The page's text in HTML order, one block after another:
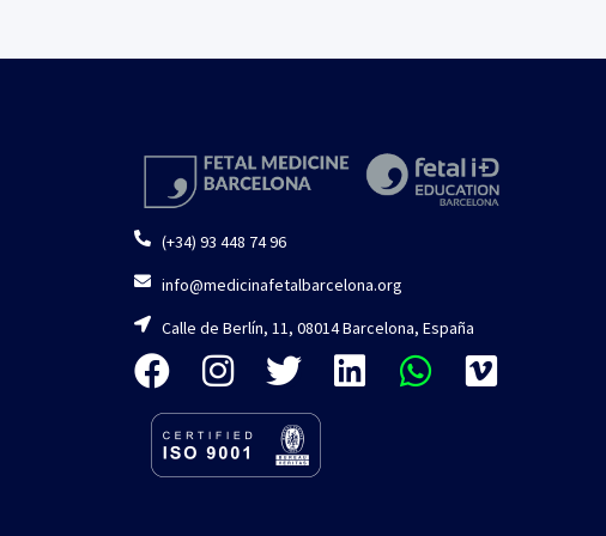
(+34) 93 448 74 96
info@medicinafetalbarcelona.org
Calle de Berlín, 11, 08014 Barcelona, España